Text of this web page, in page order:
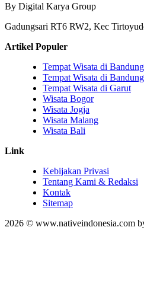
By Digital Karya Group
Gadungsari RT6 RW2, Kec
Artikel Populer
Tempat Wisata di Bandung
Tempat Wisata di
Tempat Wisata di Garut
Wisata Bogor
Wisata Jogja
Wisata Malang
Wisata Bali
Link
Kebijakan Privasi
Tentang Kami & Redaksi
Kontak
Sitemap
2026 © www.nativeindonesia.com